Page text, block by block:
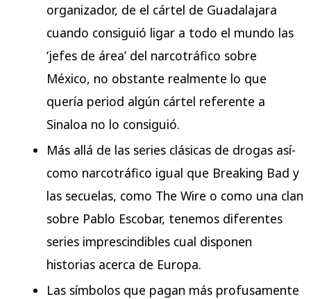
organizador, de el cártel de Guadalajara
cuando consiguió ligar a todo el mundo las
‘jefes de área’ del narcotráfico sobre
México, no obstante realmente lo que
quería period algún cártel referente a
Sinaloa no lo consiguió.
Más allá de las series clásicas de drogas así­
como narcotráfico igual que Breaking Bad y
las secuelas, como The Wire o como una clan
sobre Pablo Escobar, tenemos diferentes
series imprescindibles cual disponen
historias acerca de Europa.
Las símbolos que pagan más profusamente